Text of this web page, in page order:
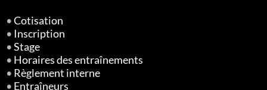
•Cotisation
• Inscription
•Stage
• Horaires des entraînements
• Règlement interne
• Entraîneurs